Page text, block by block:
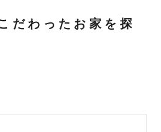
だわったお家を探